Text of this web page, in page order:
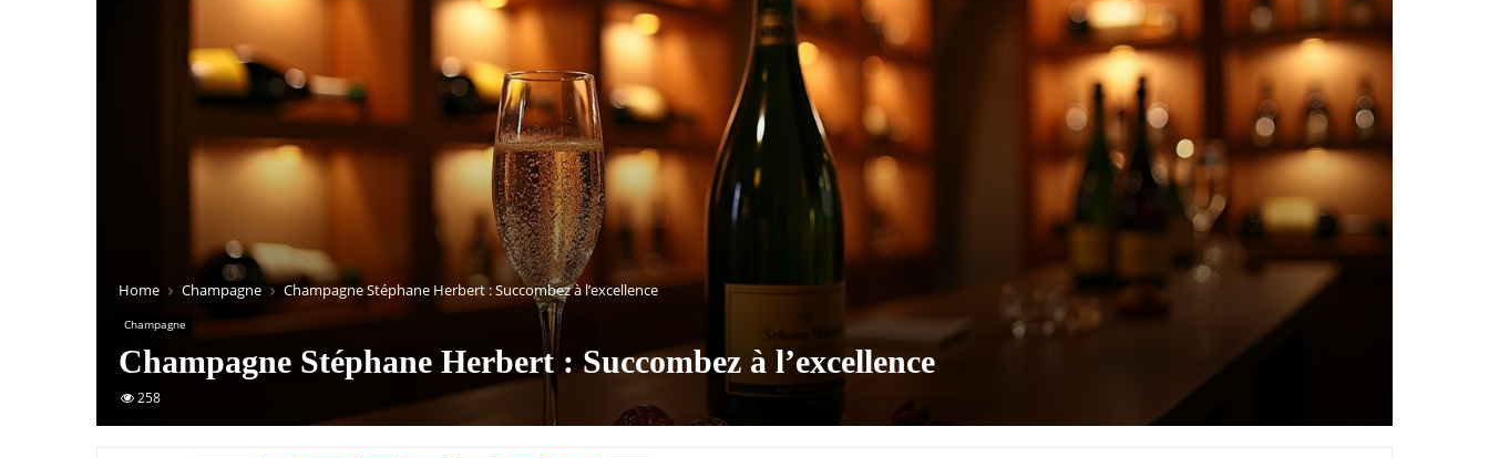
Home Champagne Champagne Stéphane Herbert : Succombez à l’excellence
Champagne
Champagne Stéphane Herbert : Succombez à l’excellence
258